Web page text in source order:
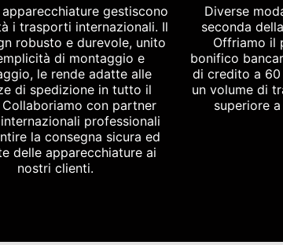
gestiscono
i trasporti internazionali. Il
robusto e durevole, unito
di montaggio e
le rende adatte alle
di spedizione in tutto il
Collaboriamo con partner
professionali
la consegna sicura ed
delle apparecchiature ai
nostri clienti.
Diverse
seconda
Offriamo il
bonifico
di credito a
un volume di
superiore